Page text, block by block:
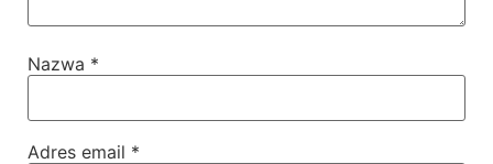
Nazwa *
Adres email *